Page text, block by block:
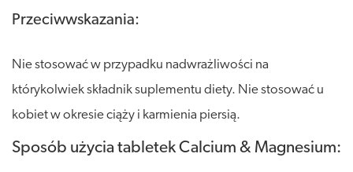
Przeciwwskazania:
Nie stosować w przypadku nadwrażliwości na
którykolwiek składnik suplementu diety. Nie stosować u
kobiet w okresie ciąży i karmienia piersią.
Sposób użycia tabletek Calcium & Magnesium: